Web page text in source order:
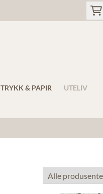
TRYKK & PAPIR UTELIV